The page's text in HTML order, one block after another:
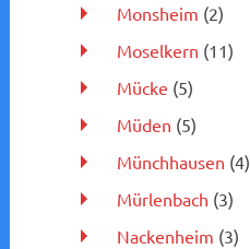
Monsheim (2)
Moselkern (11)
Mücke (5)
Müden (5)
Münchhausen (4)
Mürlenbach (3)
Nackenheim (3)